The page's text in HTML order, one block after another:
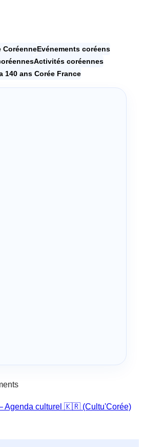
CoréenneEvénements coréens
Activités coréennes
140 ans Corée France
Agenda culturel 🇰🇷 (Cultu'Corée)